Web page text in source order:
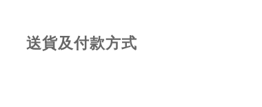
送貨及付款方式